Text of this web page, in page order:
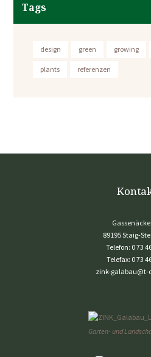
Tags
design green growing
plants referenzen
89195 Staig-
Telefon: 0 73
Telefax: 0 73
zink-galabau@t-
Garten- und